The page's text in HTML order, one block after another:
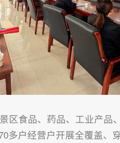
食品、药品、工业产品
多户经营户开展全覆盖、